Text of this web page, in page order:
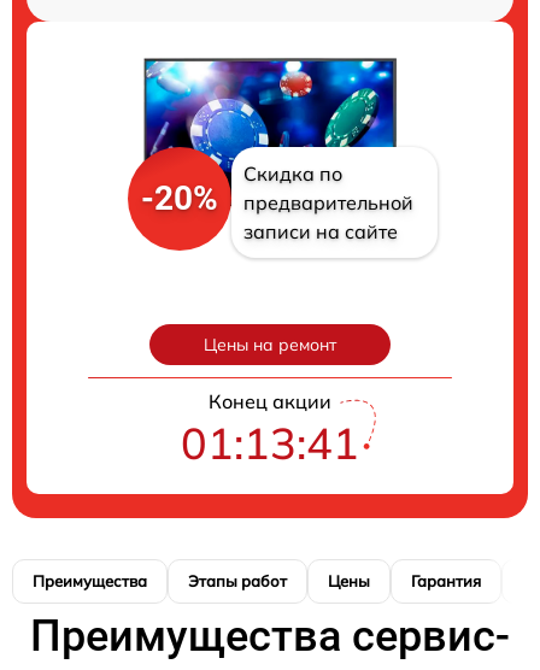
-20%
Скидка по
предварительной
записи на сайте
Цены на ремонт
Конец акции
01:13:40
Преимущества Этапы работ Цены Гарантия
Преимущества сервис-